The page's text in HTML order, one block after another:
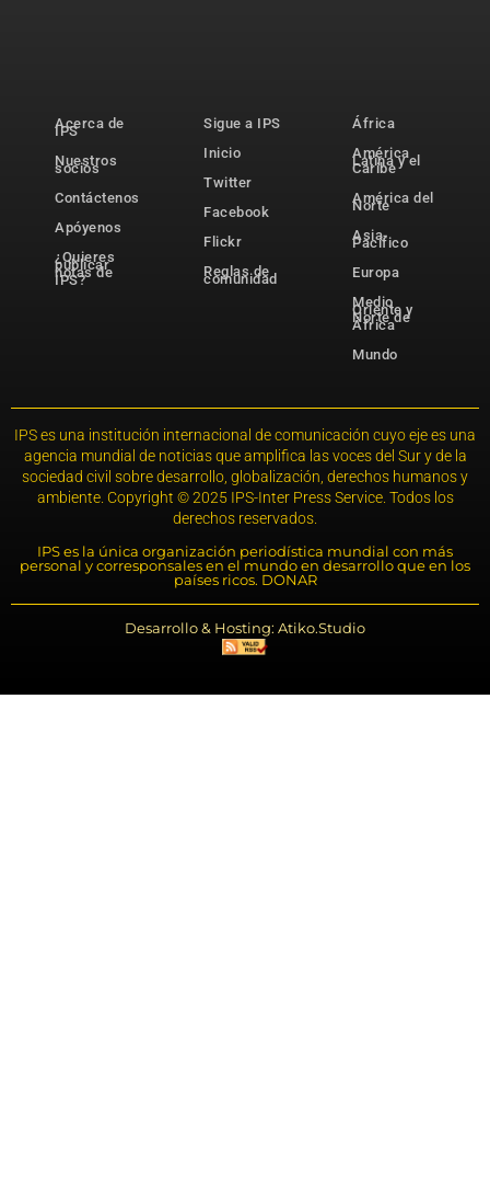
Acerca de
IPS
Nuestros
socios
Contáctenos
Apóyenos
¿Quieres
publicar
notas de
IPS?
Sigue a IPS
Inicio
Twitter
Facebook
Flickr
Reglas de
comunidad
África
América
Latina y el
Caribe
América del
Norte
Asia-
Pacífico
Europa
Medio
Oriente y
Norte de
África
Mundo
IPS es una institución internacional de comunicación cuyo eje es una
agencia mundial de noticias que amplifica las voces del Sur y de la
sociedad civil sobre desarrollo, globalización, derechos humanos y
ambiente. Copyright © 2025 IPS-Inter Press Service. Todos los
derechos reservados.
IPS es la única organización periodística mundial con más
personal y corresponsales en el mundo en desarrollo que en los
países ricos. DONAR
Desarrollo & Hosting: Atiko.Studio